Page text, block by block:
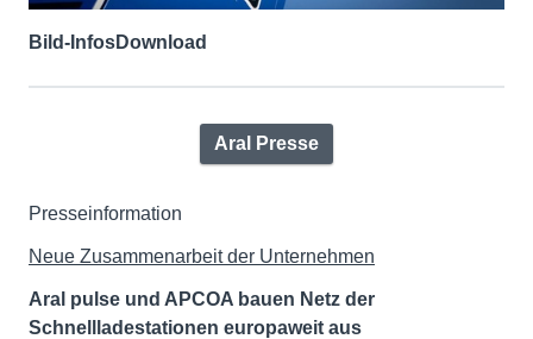
Bild-InfosDownload
Aral Presse
Presseinformation
Neue Zusammenarbeit der Unternehmen
Aral pulse und APCOA bauen Netz der
Schnellladestationen europaweit aus